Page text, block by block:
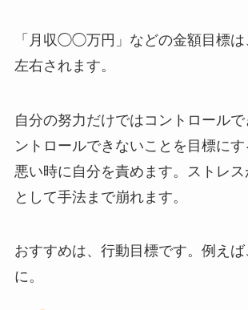
「月収◯◯万円」などの金額目標は
左右されます。
自分の努力だけではコントロールで
ントロールできないことを目標に
悪い時に自分を責めます。
ストレ
として手法まで崩れます。
おすすめは、行動目標です。例えば
に。